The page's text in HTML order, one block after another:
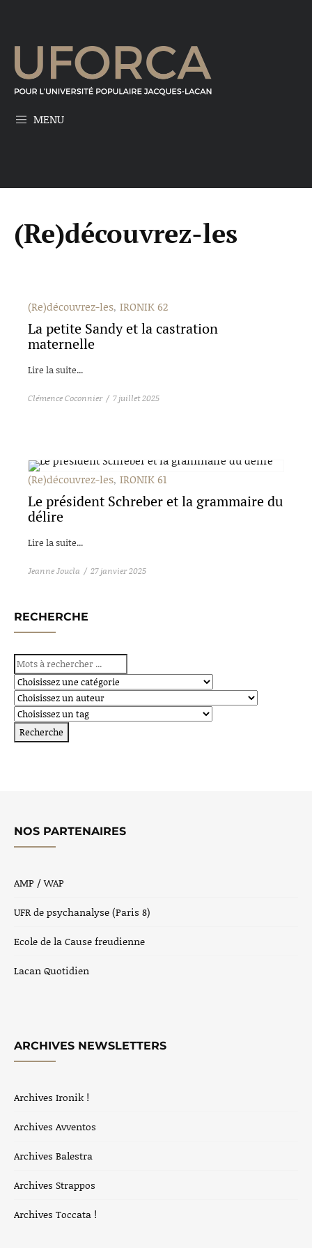
MENU
(Re)découvrez-les
(Re)découvrez-les IRONIK 62
La petite Sandy et la castration
maternelle
Lire la suite...
Clémence Coconnier 7 juillet 2025
(Re)découvrez-les IRONIK 61
Le président Schreber et la grammaire du
délire
Lire la suite...
Jeanne Joucla 27 janvier 2025
RECHERCHE
NOS PARTENAIRES
AMP / WAP
UFR de psychanalyse (Paris 8)
Ecole de la Cause freudienne
Lacan Quotidien
ARCHIVES NEWSLETTERS
Archives Ironik !
Archives Avventos
Archives Balestra
Archives Strappos
Archives Toccata !